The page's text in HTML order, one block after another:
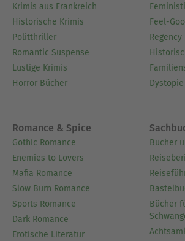
Krimis aus Frankreich
Historische Krimis
Politthriller
Romantic Suspense
Lustige Krimis
Horror Bücher
Feel-
Regency
Romance & Spice
Gothic Romance
Enemies to Lovers
Mafia Romance
Slow Burn Romance
Sports Romance
Dark Romance
Erotische Literatur
Bücher
Bücher